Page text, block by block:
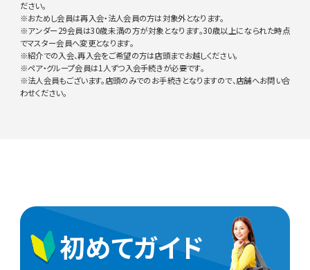
ださい。
※おためし会員は再入会・法人会員の方は対象外となります。
※アンダー29会員は30歳未満の方が対象となります。30歳以上になられた時点
でマスター会員へ変更となります。
※紹介での入会、再入会をご希望の方は店頭までお越しください。
※ペア・グループ会員は1人ずつ入会手続きが必要です。
※法人会員もございます。店頭のみでのお手続きとなりますので、店舗へお問い合
わせください。
初めてガイド